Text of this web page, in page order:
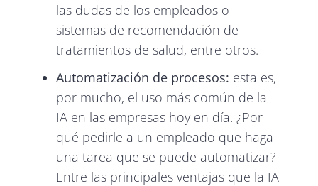
las dudas de los empleados o
sistemas de recomendación de
tratamientos de salud, entre otros.
Automatización de procesos: esta es,
por mucho, el uso más común de la
IA en las empresas hoy en día. ¿Por
qué pedirle a un empleado que haga
una tarea que se puede automatizar?
Entre las principales ventajas que la IA